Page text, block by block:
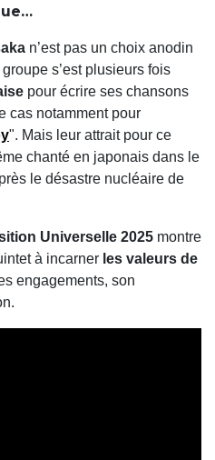
n’est pas un choix anodin
s’est plusieurs fois
pour écrire ses chansons
cas notamment pour
". Mais leur attrait pour ce
chanté en japonais dans le
le désastre nucléaire de
Universelle 2025 montre
à incarner les valeurs de
engagements, son